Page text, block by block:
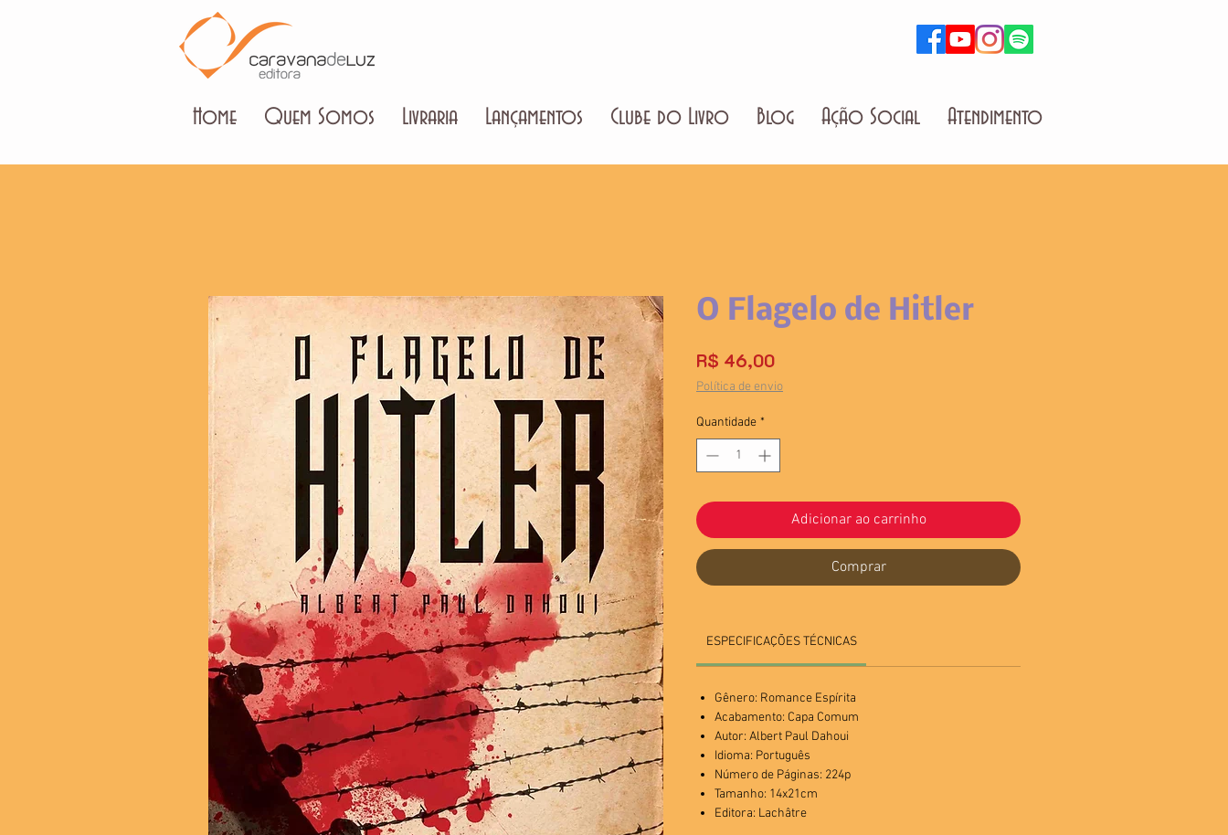
Home Quem Somos Livraria Lançamentos Clube do Livro Blog Ação Social Atendimento
O Flagelo de Hitler
R$ 46,00Preço
Política de envio
Quantidade *
Adicionar ao carrinho
Comprar
ESPECIFICAÇÕES TÉCNICAS
Gênero: Romance Espírita
Acabamento: Capa Comum
Autor: Albert Paul Dahoui
Idioma: Português
Número de Páginas: 224p
Tamanho: 14x21cm
Editora: Lachâtre